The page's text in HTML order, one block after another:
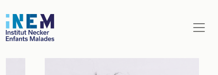
Aller au contenu principal